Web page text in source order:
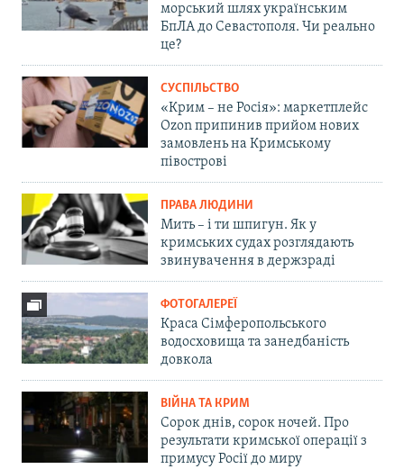
морський шлях українським
БпЛА до Севастополя. Чи реально
це?
СУСПІЛЬСТВО
«Крим – не Росія»: маркетплейс
Ozon припинив прийом нових
замовлень на Кримському
півострові
ПРАВА ЛЮДИНИ
Мить – і ти шпигун. Як у
кримських судах розглядають
звинувачення в держзраді
ФОТОГАЛЕРЕЇ
Краса Сімферопольського
водосховища та занедбаність
довкола
ВІЙНА ТА КРИМ
Сорок днів, сорок ночей. Про
результати кримської операції з
примусу Росії до миру